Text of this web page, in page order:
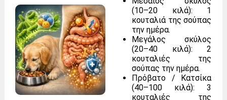
(10–20 κιλά): 1
κουταλιά της σούπας
την ημέρα.
Μεγάλος σκύλος
(20–40 κιλά): 2
κουταλιές της
σούπας την ημέρα.
Πρόβατο / Κατσίκα
(40–100 κιλά): 3
κουταλιές της